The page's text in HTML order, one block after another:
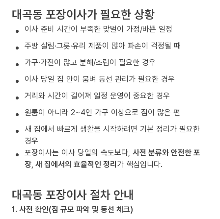
대곡동 포장이사가 필요한 상황
이사 준비 시간이 부족한 맞벌이 가정/바쁜 일정
주방 살림·그릇·유리 제품이 많아 파손이 걱정될 때
가구·가전이 많고 분해/조립이 필요한 경우
이사 당일 집 안이 붐벼 동선 관리가 필요한 경우
거리와 시간이 길어져 일정 운영이 중요한 경우
원룸이 아니라 2~4인 가구 이상으로 짐이 많은 편
새 집에서 빠르게 생활을 시작하려면 기본 정리가 필요한
경우
포장이사는 이사 당일의 속도보다, 사전 분류와 안전한 포
장, 새 집에서의 효율적인 정리가 핵심입니다.
대곡동 포장이사 절차 안내
1. 사전 확인(짐 규모 파악 및 동선 체크)